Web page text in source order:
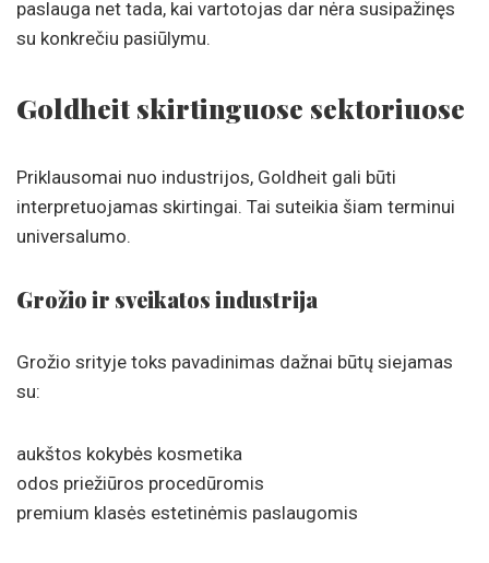
paslauga net tada, kai vartotojas dar nėra susipažinęs
su konkrečiu pasiūlymu.
Goldheit skirtinguose sektoriuose
Priklausomai nuo industrijos, Goldheit gali būti
interpretuojamas skirtingai. Tai suteikia šiam terminui
universalumo.
Grožio ir sveikatos industrija
Grožio srityje toks pavadinimas dažnai būtų siejamas
su:
aukštos kokybės kosmetika
odos priežiūros procedūromis
premium klasės estetinėmis paslaugomis